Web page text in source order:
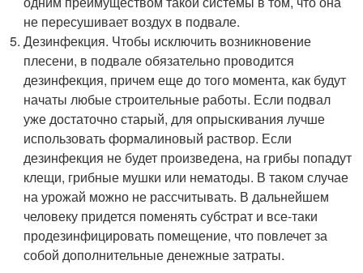
не пересушивает воздух в подвале.
Дезинфекция. Чтобы исключить возникновение
плесени, в подвале обязательно проводится
дезинфекция, причем еще до того момента, как будут
начаты любые строительные работы. Если подвал
уже достаточно старый, для опрыскивания лучше
использовать формалиновый раствор. Если
дезинфекция не будет произведена, на грибы попадут
клещи, грибные мушки или нематоды. В таком случае
на урожай можно не рассчитывать. В дальнейшем
человеку придется поменять субстрат и все-таки
продезинфицировать помещение, что повлечет за
собой дополнительные денежные затраты.